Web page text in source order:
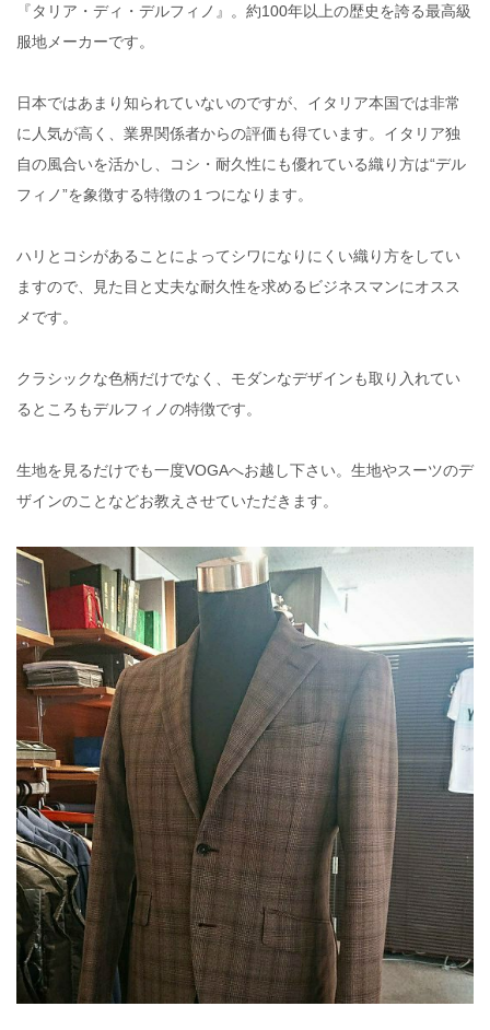
『タリア・ディ・デルフィノ』。約100年以上の歴史を誇る最高級
服地メーカーです。
日本ではあまり知られていないのですが、イタリア本国では非常
に人気が高く、業界関係者からの評価も得ています。イタリア独
自の風合いを活かし、コシ・耐久性にも優れている織り方は“デル
フィノ”を象徴する特徴の１つになります。
ハリとコシがあることによってシワになりにくい織り方をしてい
ますので、見た目と丈夫な耐久性を求めるビジネスマンにオスス
メです。
クラシックな色柄だけでなく、モダンなデザインも取り入れてい
るところもデルフィノの特徴です。
生地を見るだけでも一度VOGAへお越し下さい。生地やスーツのデ
ザインのことなどお教えさせていただきます。